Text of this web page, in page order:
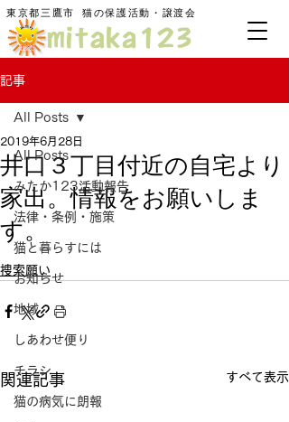
東京都三鷹市 ​猫の保護活動・譲渡会
記事
All Posts
みたか123活動報告
法律・条例・施策
猫と暮らすには
お知らせ
地域
しあわせ便り
チラシ
猫の病気に朗報
All Posts
井口３丁目付近の自宅より
家出。情報をお願いしま
す。
2019年6月28日
捜索願い
関連記事 すべて表示